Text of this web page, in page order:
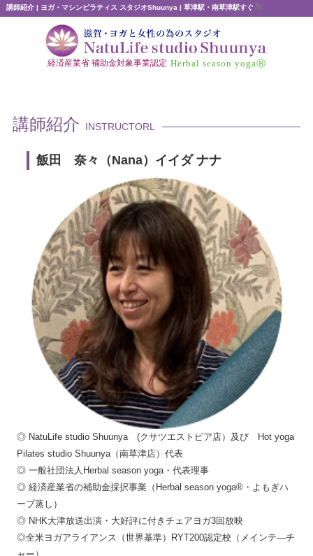
講師紹介 | ヨガ・マシンピラティス スタジオShuunya | 草津駅・南草津駅すぐ
経済産業省 補助金対象事業認定 Herbal season yogaⓇ
講師紹介 INSTRUCTORL
飯田 奈々（Nana）イイダ ナナ
◎ NatuLife studio Shuunya (クサツエストピア店）及び Hot yoga
Pilates studio Shuunya（南草津店）代表
◎ 一般社団法人Herbal season yoga・代表理事
◎ 経済産業省の補助金採択事業（Herbal season yoga®・よもぎハ
ーブ蒸し）
◎ NHK大津放送出演・大好評に付きチェアヨガ3回放映
◎全米ヨガアライアンス（世界基準）RYT200認定校（メインテ―チ